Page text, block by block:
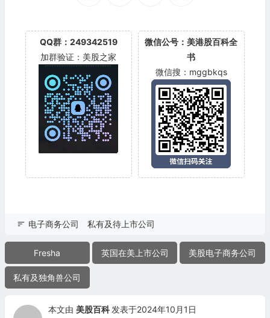
QQ群：249342519
加群验证：美股之家
微信公号：美港股百科全
书
微信搜：mggbkqs
电子商务公司 私有及待上市公司
Fresha 英国在美上市公司 美股电子商务公司
私有及独角兽公司
本文由 美股百科 发表于2024年10月1日